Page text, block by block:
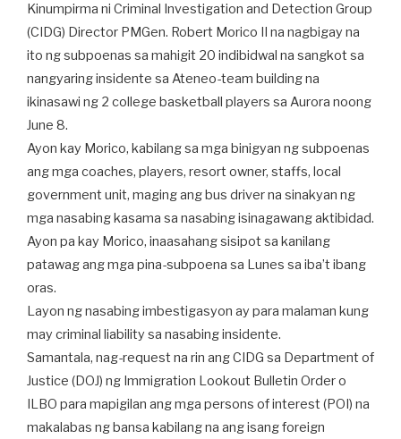
Kinumpirma ni Criminal Investigation and Detection Group
(CIDG) Director PMGen. Robert Morico II na nagbigay na
ito ng subpoenas sa mahigit 20 indibidwal na sangkot sa
nangyaring insidente sa Ateneo-team building na
ikinasawi ng 2 college basketball players sa Aurora noong
June 8.
Ayon kay Morico, kabilang sa mga binigyan ng subpoenas
ang mga coaches, players, resort owner, staffs, local
government unit, maging ang bus driver na sinakyan ng
mga nasabing kasama sa nasabing isinagawang aktibidad.
Ayon pa kay Morico, inaasahang sisipot sa kanilang
patawag ang mga pina-subpoena sa Lunes sa iba’t ibang
oras.
Layon ng nasabing imbestigasyon ay para malaman kung
may criminal liability sa nasabing insidente.
Samantala, nag-request na rin ang CIDG sa Department of
Justice (DOJ) ng Immigration Lookout Bulletin Order o
ILBO para mapigilan ang mga persons of interest (POI) na
makalabas ng bansa kabilang na ang isang foreign